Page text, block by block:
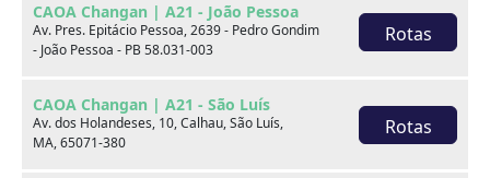
CAOA Changan | A21 - João Pessoa
Av. Pres. Epitácio Pessoa, 2639 - Pedro Gondim
- João Pessoa - PB 58.031-003
Rotas
CAOA Changan | A21 - São Luís
Av. dos Holandeses, 10, Calhau, São Luís,
MA, 65071-380
Rotas
Rádio
Retrovisores elétricos
Rodas de liga leve
Vidros elétricos
Volante com Regulagem
de Altura